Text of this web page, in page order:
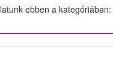
ebben a